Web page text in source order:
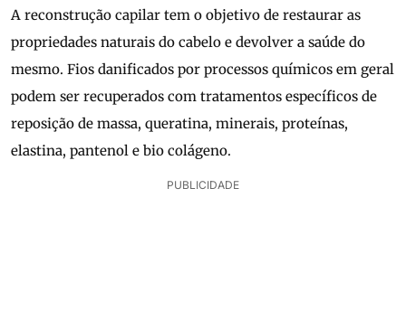
A reconstrução capilar tem o objetivo de restaurar as
propriedades naturais do cabelo e devolver a saúde do
mesmo. Fios danificados por processos químicos em geral
podem ser recuperados com tratamentos específicos de
reposição de massa, queratina, minerais, proteínas,
elastina, pantenol e bio colágeno.
PUBLICIDADE